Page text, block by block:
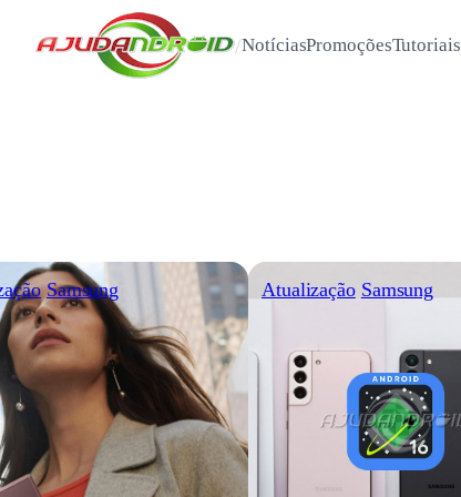
/NotíciasPromoçõesTutoriais
Samsung Atualização Samsung